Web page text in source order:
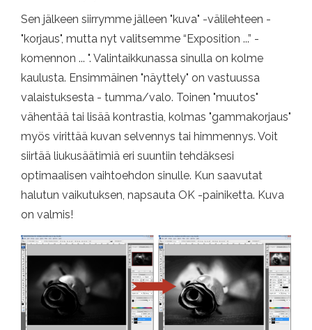
Sen jälkeen siirrymme jälleen "kuva" -välilehteen -
"korjaus", mutta nyt valitsemme “Exposition ...” -
komennon ... ". Valintaikkunassa sinulla on kolme
kaulusta. Ensimmäinen "näyttely" on vastuussa
valaistuksesta - tumma/valo. Toinen "muutos"
vähentää tai lisää kontrastia, kolmas "gammakorjaus"
myös virittää kuvan selvennys tai himmennys. Voit
siirtää liukusäätimiä eri suuntiin tehdäksesi
optimaalisen vaihtoehdon sinulle. Kun saavutat
halutun vaikutuksen, napsauta OK -painiketta. Kuva
on valmis!